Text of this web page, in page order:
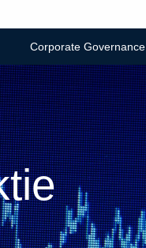
Corporate Governance